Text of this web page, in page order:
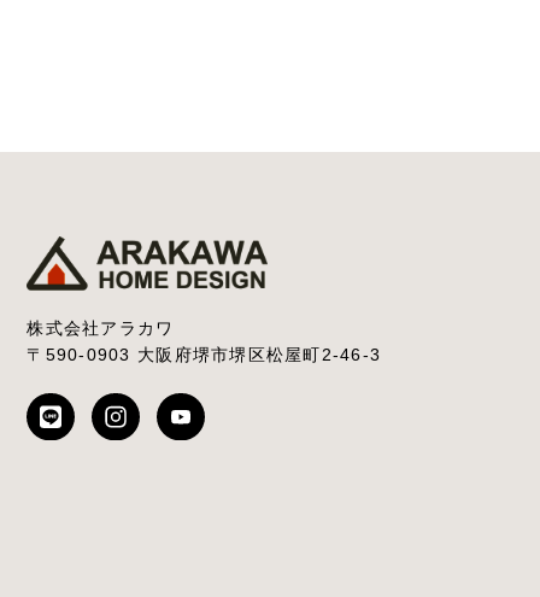
株式会社アラカワ
〒590-0903 大阪府堺市堺区松屋町2-46-3